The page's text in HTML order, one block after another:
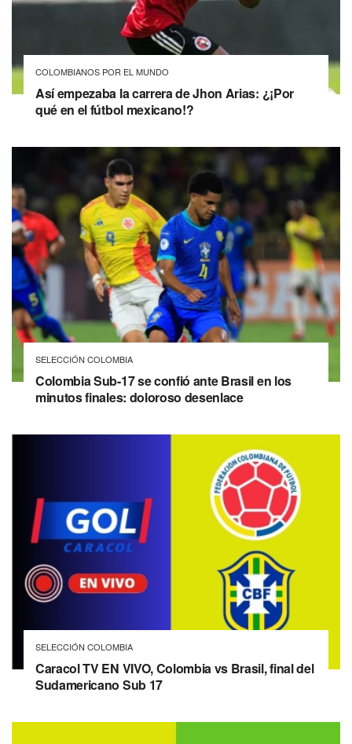
COLOMBIANOS POR EL MUNDO
Así empezaba la carrera de Jhon Arias: ¿¡Por
qué en el fútbol mexicano!?
SELECCIÓN COLOMBIA
Colombia Sub-17 se confió ante Brasil en los
minutos finales: doloroso desenlace
SELECCIÓN COLOMBIA
Caracol TV EN VIVO, Colombia vs Brasil, final del
Sudamericano Sub 17